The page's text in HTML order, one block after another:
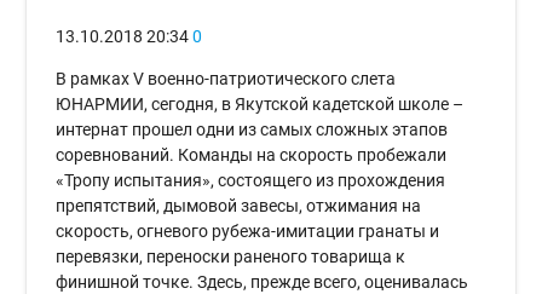
13.10.2018 20:34 0
В рамках V военно-патриотического слета
ЮНАРМИИ, сегодня, в Якутской кадетской школе –
интернат прошел одни из самых сложных этапов
соревнований. Команды на скорость пробежали
«Тропу испытания», состоящего из прохождения
препятствий, дымовой завесы, отжимания на
скорость, огневого рубежа-имитации гранаты и
перевязки, переноски раненого товарища к
финишной точке. Здесь, прежде всего, оценивалась